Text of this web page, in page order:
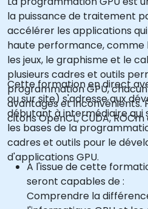
la puissance de traitement
accélérer les applications
haute performance, comme
les jeux, le graphisme et le
plusieurs cadres et outils
programmation GPU,
avantages et inconvénients.
citons OpenCL, CUDA, ROCm
Cette formation en direct
ou sur site) s'adresse aux
débutant à intermédiaire
les bases de la
cadres et outils pour le
d'applications GPU.
A l'issue de cette
seront capables de :
Comprendre la